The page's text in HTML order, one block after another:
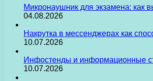
Микронаушник для экзамена: как
04.08.2026
Накрутка в мессенджерах как
10.07.2026
Инфостенды и информационные
10.07.2026